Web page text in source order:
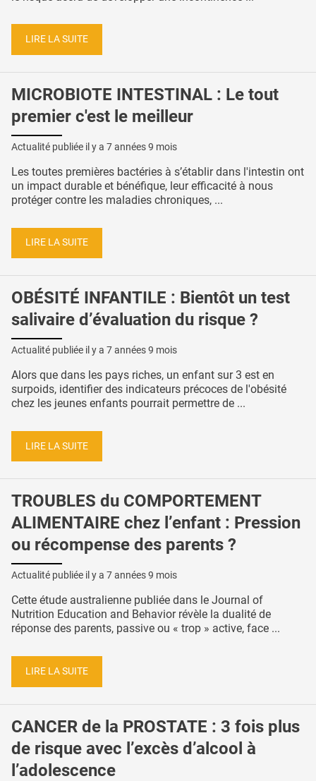
LIRE LA SUITE
MICROBIOTE INTESTINAL : Le tout
premier c'est le meilleur
Actualité publiée il y a 7 années 9 mois
Les toutes premières bactéries à s’établir dans l'intestin ont
un impact durable et bénéfique, leur efficacité à nous
protéger contre les maladies chroniques, ...
LIRE LA SUITE
OBÉSITÉ INFANTILE : Bientôt un test
salivaire d’évaluation du risque ?
Actualité publiée il y a 7 années 9 mois
Alors que dans les pays riches, un enfant sur 3 est en
surpoids, identifier des indicateurs précoces de l'obésité
chez les jeunes enfants pourrait permettre de ...
LIRE LA SUITE
TROUBLES du COMPORTEMENT
ALIMENTAIRE chez l’enfant : Pression
ou récompense des parents ?
Actualité publiée il y a 7 années 9 mois
Cette étude australienne publiée dans le Journal of
Nutrition Education and Behavior révèle la dualité de
réponse des parents, passive ou « trop » active, face ...
LIRE LA SUITE
CANCER de la PROSTATE : 3 fois plus
de risque avec l’excès d’alcool à
l’adolescence